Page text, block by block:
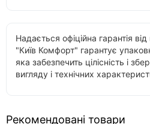
Надається офіційна гарантія
"Київ Комфорт" гарантує
яка забезпечить цілісність і
вигляду і технічних
Рекомендовані товари